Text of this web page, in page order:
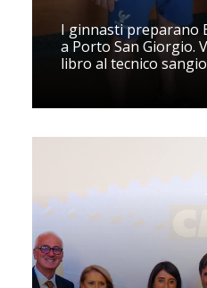
I ginnasti preparano
a Porto San Giorgio.
libro al tecnico